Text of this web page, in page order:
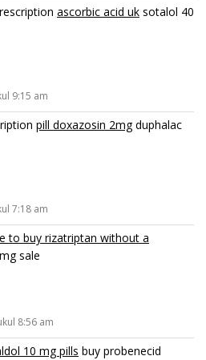
ascorbic acid uk sotalol 40
9:15 am
pill doxazosin 2mgduphalac
7:18 am
to buy rizatriptan without a
sale
8:56 am
10 mg pills buy probenecid